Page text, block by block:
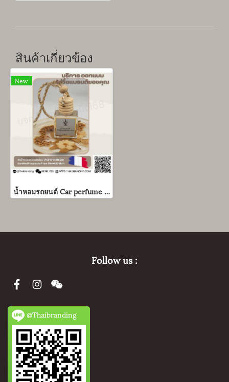
สินค้าเกี่ยวข้อง
New
น้ำหอมรถยนต์ Car perfume ใส่แบรนด์ตัวเอง
Follow us :
@Thaibranding